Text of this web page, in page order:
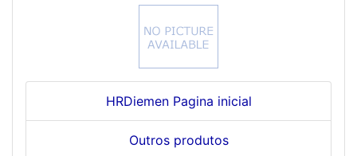
HRDiemen Pagina inicial
Outros produtos